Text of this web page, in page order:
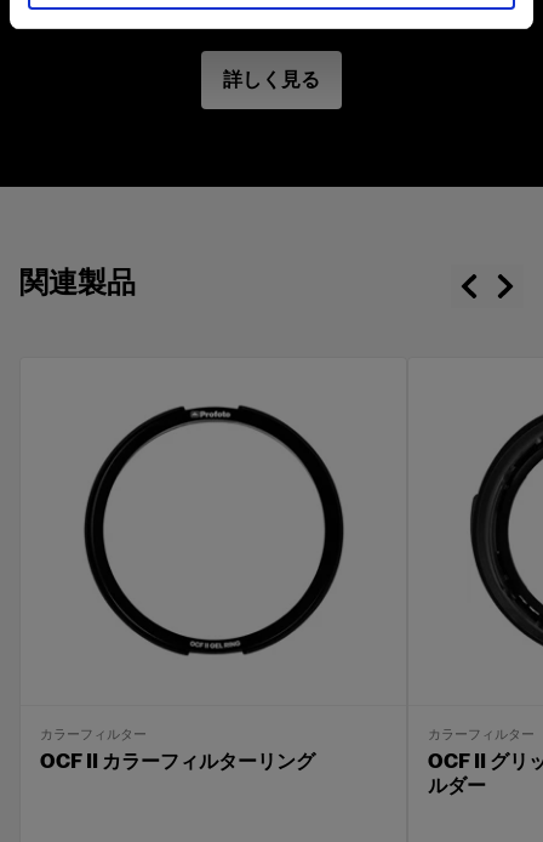
のためハロゲンモデリングライト内蔵の Profoto
製ストロボには使用しないでください。
OCF II グリッドに簡単に重ねて使用可能。
を注入することができます。
詳しく見る
関連製品
カラーフィルター
OCF II カラーフィルターリング
カラーフィルター
OCF II グリ
ルダー